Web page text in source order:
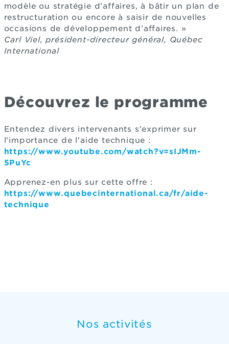
modèle ou stratégie d’affaires, à bâtir un plan de
restructuration ou encore à saisir de nouvelles
occasions de développement d’affaires. »
Carl Viel, président-directeur général, Québec
International
Découvrez le programme
Entendez divers intervenants s'exprimer sur
l'importance de l'aide technique :
https://www.youtube.com/watch?v=sIJMm-
5PuYc
Apprenez-en plus sur cette offre :
https://www.quebecinternational.ca/fr/aide-
technique
Nos activités